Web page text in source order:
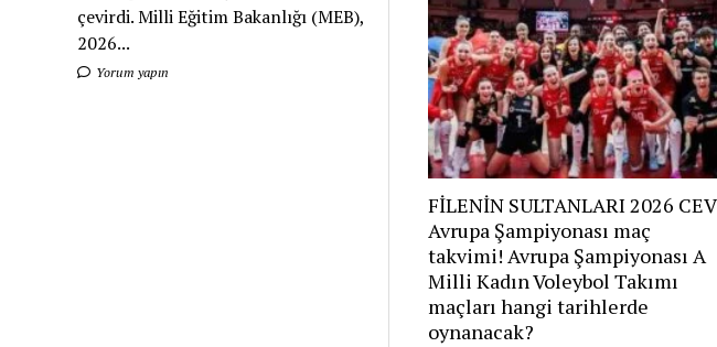
çevirdi. Milli Eğitim Bakanlığı (MEB),
2026...
Yorum yapın
FİLENİN SULTANLARI 2026 CEV
Avrupa Şampiyonası maç
takvimi! Avrupa Şampiyonası A
Milli Kadın Voleybol Takımı
maçları hangi tarihlerde
oynanacak?